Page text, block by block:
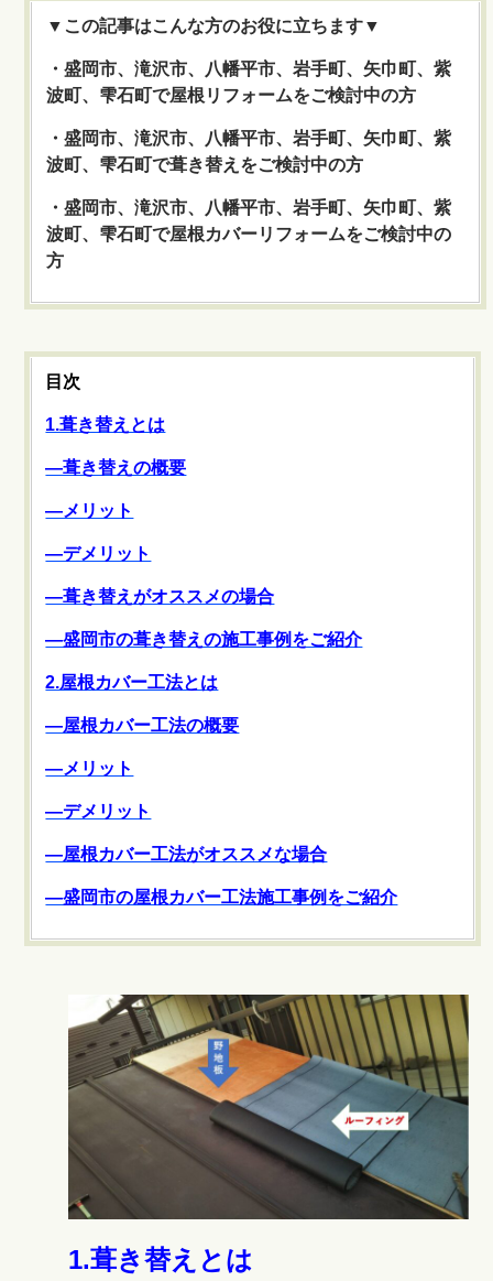
▼この記事はこんな方のお役に立ちます▼
・盛岡市、滝沢市、八幡平市、岩手町、矢巾町、紫
波町、雫石町で屋根リフォームをご検討中の方
・盛岡市、滝沢市、八幡平市、岩手町、矢巾町、紫
波町、雫石町で葺き替えをご検討中の方
・盛岡市、滝沢市、八幡平市、岩手町、矢巾町、紫
波町、雫石町で屋根カバーリフォームをご検討中の
方
目次
1.葺き替えとは
―葺き替えの概要
―メリット
―デメリット
―葺き替えがオススメの場合
―盛岡市の葺き替えの施工事例をご紹介
2.屋根カバー工法とは
―屋根カバー工法の概要
―メリット
―デメリット
―屋根カバー工法がオススメな場合
―盛岡市の屋根カバー工法施工事例をご紹介
1.葺き替えとは